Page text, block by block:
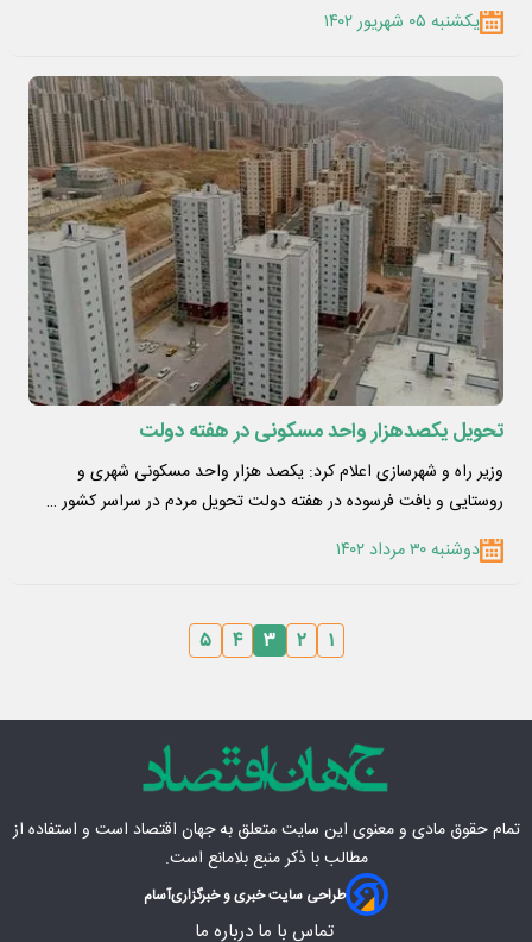
یکشنبه ۰۵ شهریور ۱۴۰۲
تحویل یکصدهزار واحد مسکونی در هفته دولت
وزیر راه و شهرسازی اعلام کرد: یکصد هزار واحد مسکونی شهری و
روستایی و بافت فرسوده در هفته دولت تحویل مردم در سراسر کشور …
دوشنبه ۳۰ مرداد ۱۴۰۲
۱ ۲ ۳ ۴ ۵
تمام حقوق مادی‌ و معنوی این سایت متعلق بهجهان اقتصاد است و استفاده از
مطالب با ذکر منبع بلامانع است.
طراحی سایت خبری و خبرگزاریآسام
تماس با ما درباره ما